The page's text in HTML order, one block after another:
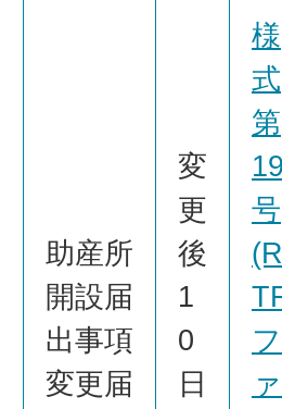
助産所
開設届
出事項
変更届
変
更
後
1
0
日
様
式
第
号
(R
フ
ァ